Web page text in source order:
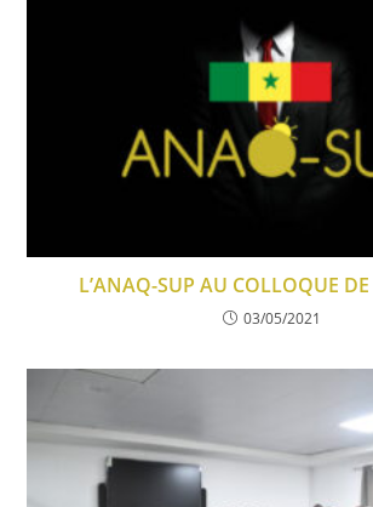
L’ANAQ-SUP AU COLLOQUE
03/05/2021